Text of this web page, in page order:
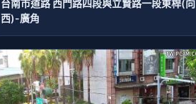
台南市道路 西門路四段與立賢路一段東桿(向
西)-廣角